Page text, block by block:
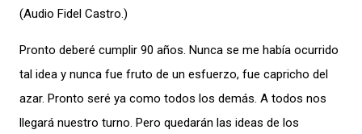
(Audio Fidel Castro.)
Pronto deberé cumplir 90 años. Nunca se me había ocurrido
tal idea y nunca fue fruto de un esfuerzo, fue capricho del
azar. Pronto seré ya como todos los demás. A todos nos
llegará nuestro turno. Pero quedarán las ideas de los